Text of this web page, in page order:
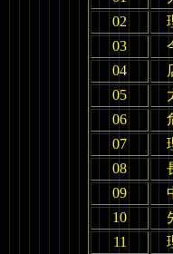
02
03
04
05
06
07
08
09
10
11